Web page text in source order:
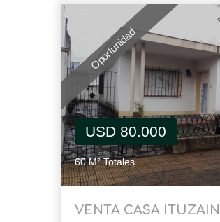
Oportunidad
USD 80.000
60 M² Totales
VENTA CASA